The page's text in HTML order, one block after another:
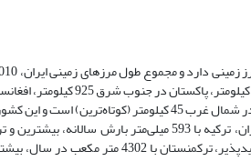
ایران محسوب می‌شوند (سال‌نامه آماری کشور، 2016).